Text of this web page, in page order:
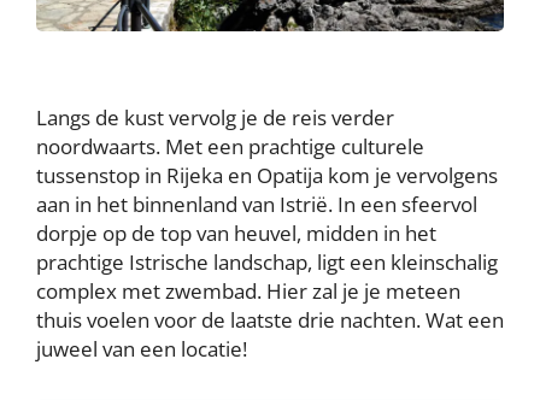
Langs de kust vervolg je de reis verder
noordwaarts. Met een prachtige culturele
tussenstop in Rijeka en Opatija kom je vervolgens
aan in het binnenland van Istrië. In een sfeervol
dorpje op de top van heuvel, midden in het
prachtige Istrische landschap, ligt een kleinschalig
complex met zwembad. Hier zal je je meteen
thuis voelen voor de laatste drie nachten. Wat een
juweel van een locatie!